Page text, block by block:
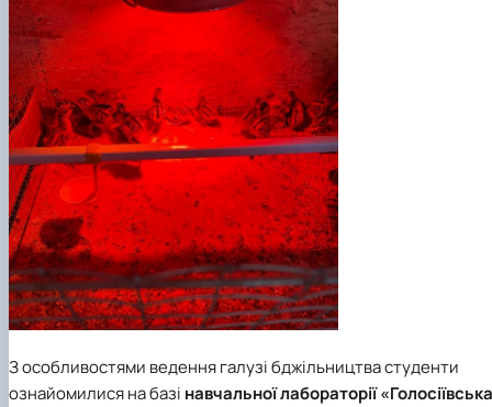
З особливостями ведення галузі бджільництва студенти
ознайомилися на базі навчальної лабораторії «Голосіївська